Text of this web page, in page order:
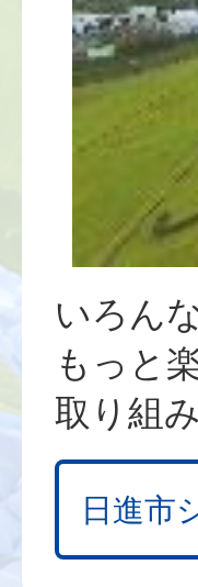
いろん
もっと
取り組
日進市